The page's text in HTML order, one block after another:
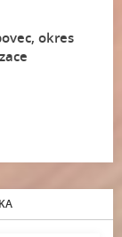
okres